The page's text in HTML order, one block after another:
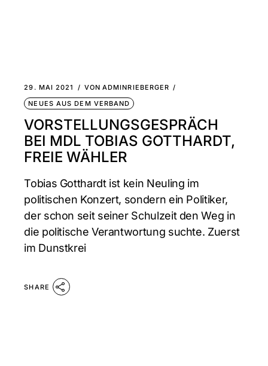
29. MAI 2021 VON ADMINRIEBERGER
NEUES AUS DEM VERBAND
VORSTELLUNGSGESPRÄCH
BEI MDL TOBIAS GOTTHARDT,
FREIE WÄHLER
Tobias Gotthardt ist kein Neuling im
politischen Konzert, sondern ein Politiker,
der schon seit seiner Schulzeit den Weg in
die politische Verantwortung suchte. Zuerst
im Dunstkrei
SHARE